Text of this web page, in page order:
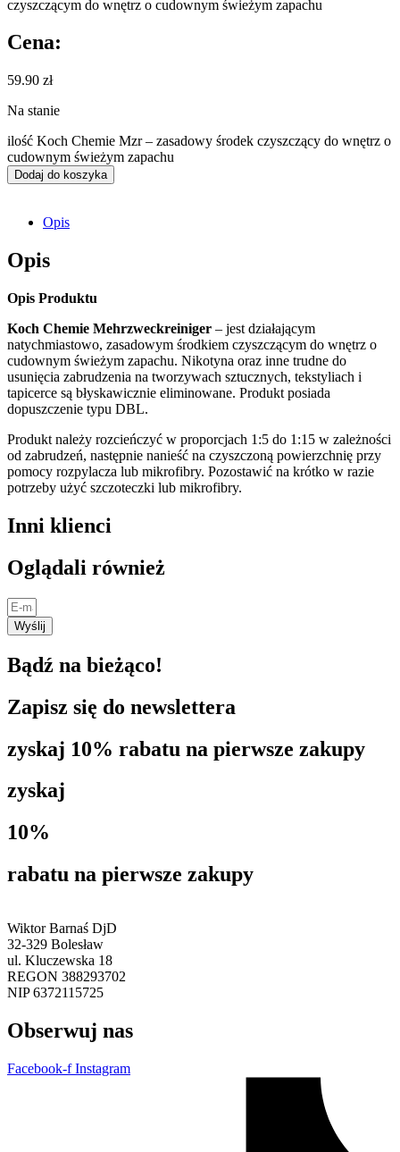
czyszczącym do wnętrz o cudownym świeżym zapachu
Cena:
59.90 zł
Na stanie
ilość Koch Chemie Mzr – zasadowy środek czyszczący do wnętrz o
cudownym świeżym zapachu
Dodaj do koszyka
Opis
Opis
Opis Produktu
Koch Chemie Mehrzweckreiniger – jest działającym
natychmiastowo, zasadowym środkiem czyszczącym do wnętrz o
cudownym świeżym zapachu. Nikotyna oraz inne trudne do
usunięcia zabrudzenia na tworzywach sztucznych, tekstyliach i
tapicerce są błyskawicznie eliminowane. Produkt posiada
dopuszczenie typu DBL.
Produkt należy rozcieńczyć w proporcjach 1:5 do 1:15 w zależności
od zabrudzeń, następnie nanieść na czyszczoną powierzchnię przy
pomocy rozpylacza lub mikrofibry. Pozostawić na krótko w razie
potrzeby użyć szczoteczki lub mikrofibry.
Inni klienci
Oglądali również
Wyślij
Bądź na bieżąco!
Zapisz się do newslettera
zyskaj 10% rabatu na pierwsze zakupy
zyskaj
10%
rabatu na pierwsze zakupy
Wiktor Barnaś DjD
32-329 Bolesław
ul. Kluczewska 18
REGON 388293702
NIP 6372115725
Obserwuj nas
Facebook-f Instagram